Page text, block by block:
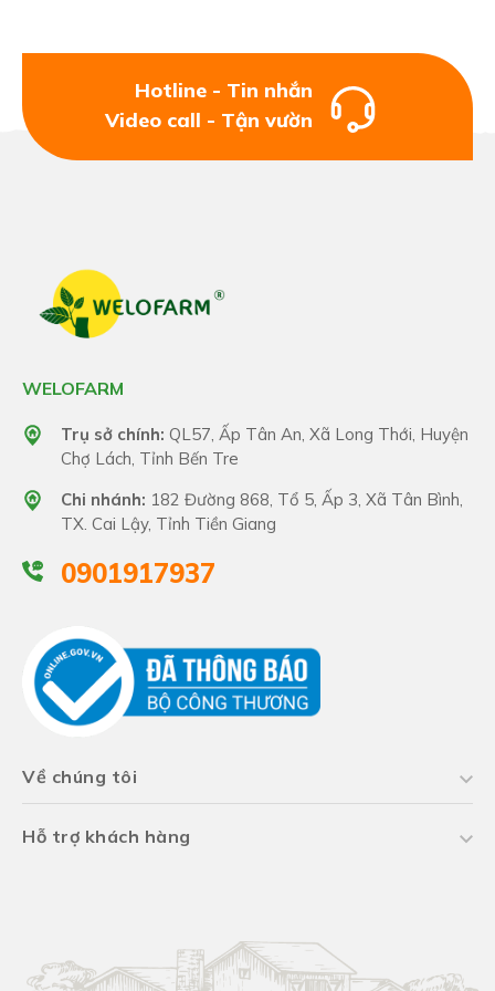
khi ra bông, nhú mắt cua, sau khi thụ phấn hoặc
đang mang trái: chai 1L sử dụng cho 800 - 1.000L
nước
Hotline - Tin nhắn
Video call - Tận vườn
WELOFARM
Trụ sở chính: QL57, Ấp Tân An, Xã Long Thới, Huyện
Chợ Lách, Tỉnh Bến Tre
Chi nhánh: 182 Đường 868, Tổ 5, Ấp 3, Xã Tân Bình,
TX. Cai Lậy, Tỉnh Tiền Giang
0901917937
Về chúng tôi
Hỗ trợ khách hàng